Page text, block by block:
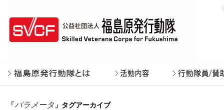
「パラメータ 」タグアーカイブ